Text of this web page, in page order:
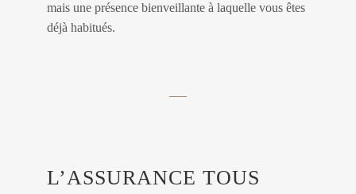
mais une présence bienveillante à laquelle vous êtes
déjà habitués.
L’ASSURANCE TOUS